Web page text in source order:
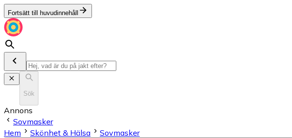
Fortsätt till huvudinnehåll
Sök
Annons
Sovmasker
Hem
Skönhet & Hälsa Sovmasker